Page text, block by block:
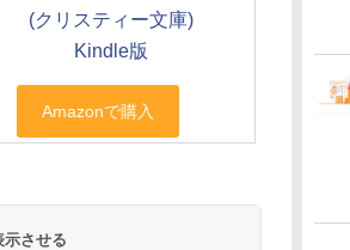
(クリスティー文庫)
Kindle版
させる